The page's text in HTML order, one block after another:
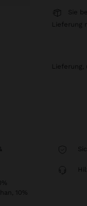
Sie
Lieferung
10%